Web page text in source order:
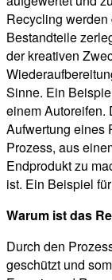
Recycling
Bestandteile
der kreativen
Sinne. Ein
einem Autoreifen.
Aufwertung eines
Prozess, aus
Endprodukt zu
ist. Ein Beispiel
Warum ist das
Durch den
geschützt und